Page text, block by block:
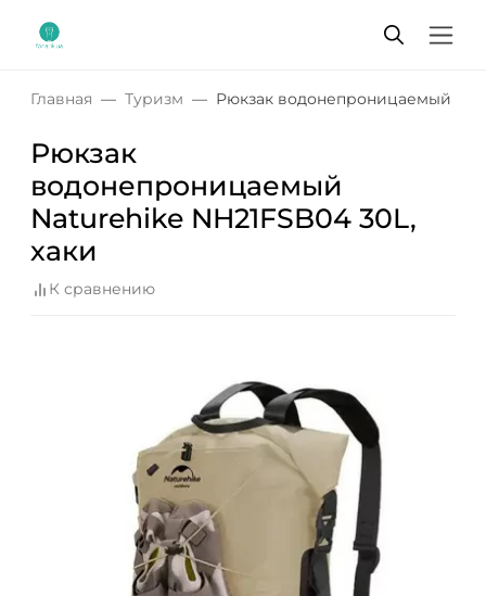
Главная Туризм Рюкзак водонепроницаемый
Рюкзак
водонепроницаемый
Naturehike NH21FSB04 30L,
хаки
К сравнению